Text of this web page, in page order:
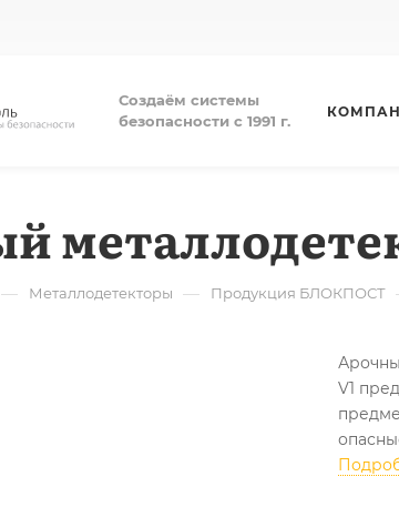
Создаём системы
безопасности с 1991 г.
— Металлодетекторы — Продукция БЛОКПОСТ
V1